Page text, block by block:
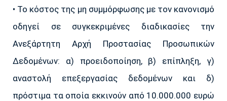
• Το κόστος της μη συμμόρφωσης με τον κανονισμό
οδηγεί σε συγκεκριμένες διαδικασίες την
Ανεξάρτητη Αρχή Προστασίας Προσωπικών
Δεδομένων: α) προειδοποίηση, β) επίπληξη, γ)
αναστολή επεξεργασίας δεδομένων και δ)
πρόστιμα τα οποία εκκινούν από 10.000.000 ευρώ